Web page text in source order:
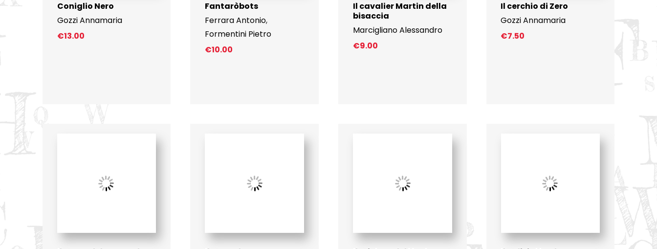
Coniglio Nero
Gozzi Annamaria
€13.00
Fantaròbots
Ferrara Antonio,
Formentini Pietro
€10.00
Il cavalier Martin della
bisaccia
Marcigliano Alessandro
€9.00
Il cerchio di Zero
Gozzi Annamaria
€7.50